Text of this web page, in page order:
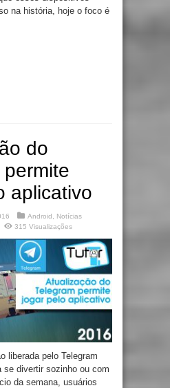
na história, hoje o foco é
do
permite
aplicativo
Android, Notícias
315 Visualizações
liberada pelo Telegram
se divertir sozinho ou com
da semana, usuários